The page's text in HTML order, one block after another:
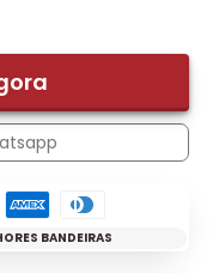
BANDEIRAS